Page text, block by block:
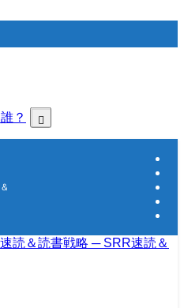
？
高速学習の研究所